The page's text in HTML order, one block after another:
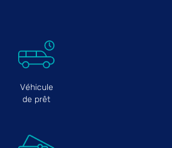
Véhicule
de prêt